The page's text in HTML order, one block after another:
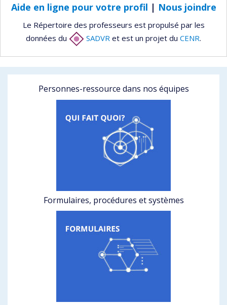
Aide en ligne pour votre profil | Nous joindre
Le Répertoire des professeurs est propulsé par les
données du
SADVR et est un projet du CENR.
Personnes-ressource dans nos équipes
Formulaires, procédures et systèmes